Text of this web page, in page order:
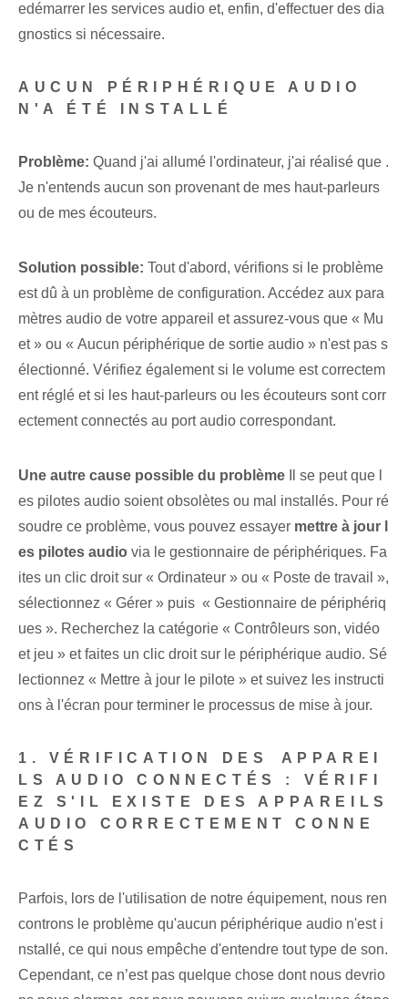
edémarrer les services audio et, enfin, d'effectuer des dia
gnostics si nécessaire.
AUCUN PÉRIPHÉRIQUE AUDIO
N'A ÉTÉ INSTALLÉ
Problème: Quand j'ai allumé l'ordinateur, j'ai réalisé que .
Je n'entends aucun son provenant de mes haut-parleurs
ou de mes écouteurs.
Solution possible: Tout d'abord, vérifions si le problème
est dû à un problème de configuration. Accédez aux para
mètres audio de votre appareil et assurez-vous que « Mu
et » ou « Aucun périphérique de sortie audio » n'est pas s
électionné. Vérifiez également si le volume est correctem
ent réglé et si les haut-parleurs ou les écouteurs sont corr
ectement connectés au port audio correspondant.
Une autre cause possible du problème Il se peut que l
es pilotes audio⁢ soient obsolètes ou mal installés. Pour ré
soudre ce problème, vous pouvez essayer mettre à jour l
es pilotes audio via le gestionnaire de périphériques. Fa
ites un clic droit⁤ sur « Ordinateur » ou⁢ « Poste de travail »,
sélectionnez « Gérer » puis ⁣ « Gestionnaire de périphériq
ues ». Recherchez la catégorie « Contrôleurs son, vidéo
et jeu » et faites un clic droit sur le périphérique audio. Sé
lectionnez⁢ « Mettre à jour le pilote » et suivez les instructi
ons à l'écran pour terminer le processus de mise à jour.
1. VÉRIFICATION DES ⁢APPAREI
LS AUDIO‌ CONNECTÉS : VÉRIFI
EZ S'IL EXISTE DES APPAREILS
AUDIO CORRECTEMENT CONNE
CTÉS⁣
Parfois, lors de l'utilisation de notre équipement, nous ren
controns le problème qu'aucun périphérique audio n'est i
nstallé, ce qui nous empêche d'entendre tout type de son.
Cependant, ce n’est pas quelque chose dont nous devrio